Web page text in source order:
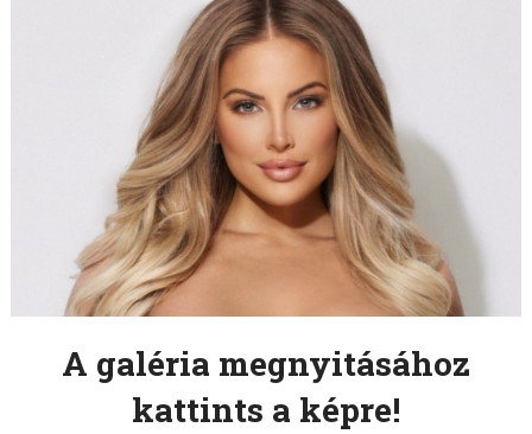
A galéria megnyitásához
kattints a képre!